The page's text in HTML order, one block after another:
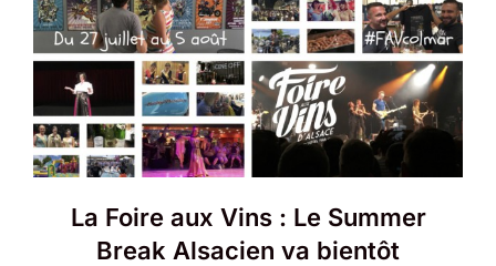
La Foire aux Vins : Le Summer
Break Alsacien va bientôt